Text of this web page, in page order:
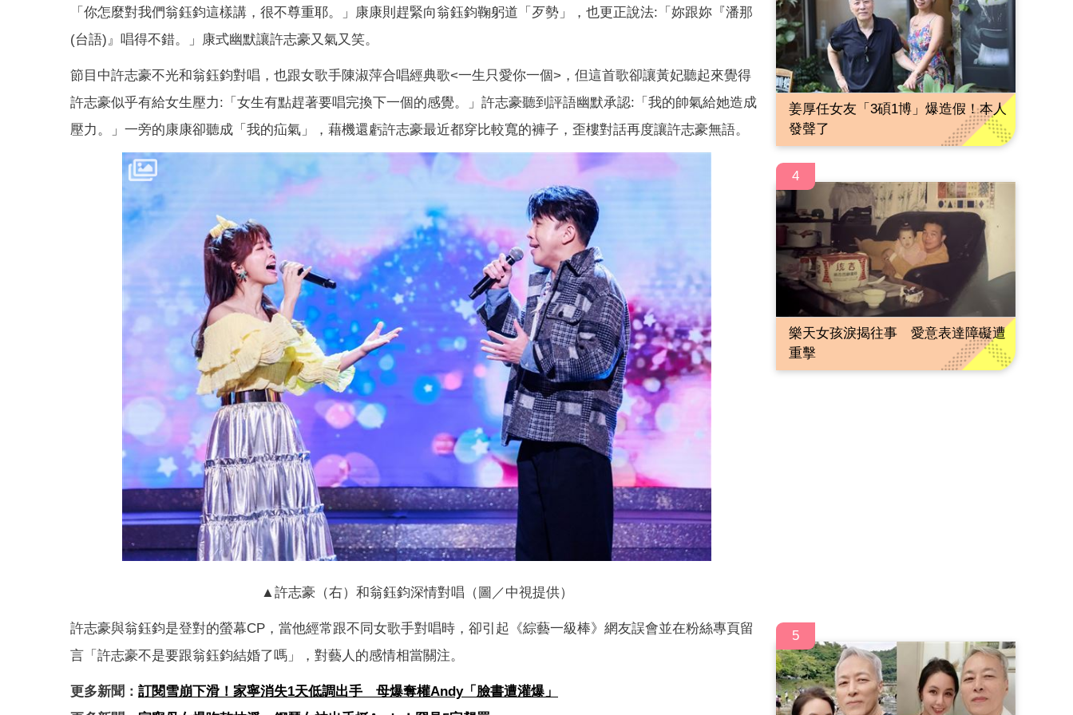
「你怎麼對我們翁鈺鈞這樣講，很不尊重耶。」康康則趕緊向翁鈺鈞鞠躬道「歹勢」，也更正說法:「妳跟妳『潘那
(台語)』唱得不錯。」康式幽默讓許志豪又氣又笑。
節目中許志豪不光和翁鈺鈞對唱，也跟女歌手陳淑萍合唱經典歌<一生只愛你一個>，但這首歌卻讓黃妃聽起來覺得
許志豪似乎有給女生壓力:「女生有點趕著要唱完換下一個的感覺。」許志豪聽到評語幽默承認:「我的帥氣給她造成
壓力。」一旁的康康卻聽成「我的疝氣」，藉機還虧許志豪最近都穿比較寬的褲子，歪樓對話再度讓許志豪無語。
▲許志豪（右）和翁鈺鈞深情對唱（圖／中視提供）
許志豪與翁鈺鈞是登對的螢幕CP，當他經常跟不同女歌手對唱時，卻引起《綜藝一級棒》網友誤會並在粉絲專頁留
言「許志豪不是要跟翁鈺鈞結婚了嗎」，對藝人的感情相當關注。
更多新聞： 訂閱雪崩下滑！家寧消失1天低調出手 母爆奪權Andy「臉書遭灌爆」
姜厚任女友「3碩1博」爆造假！本人
發聲了
4
樂天女孩淚揭往事 愛意表達障礙遭
重擊
5